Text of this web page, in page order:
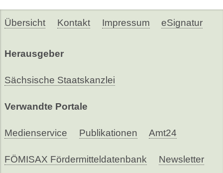
Übersicht Kontakt Impressum eSignatur
Herausgeber
Sächsische Staatskanzlei
Verwandte Portale
Medienservice Publikationen Amt24
FÖMISAX Fördermitteldatenbank Newsletter